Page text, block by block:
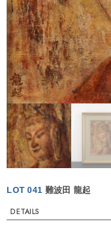
LOT 041 難波田 龍起
DETAILS